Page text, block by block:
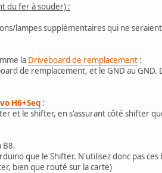
du fer à souder) :
lampes supplémentaires qui ne
la Driveboard de remplacement :
de remplacement, et le GND au GND.
H6+Seq :
et le shifter, en s'assurant côté shifter
B8.
que le Shifter. N'utilisez donc pas
bien que routé sur la carte)